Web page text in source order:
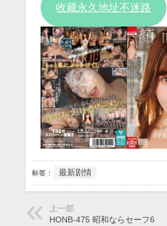
收藏永久地址不迷路
标签： 最新剧情
上一部
HONB-475 昭和ならセーフ6